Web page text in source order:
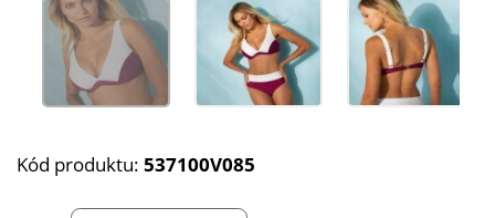
Kód produktu: 537100V085